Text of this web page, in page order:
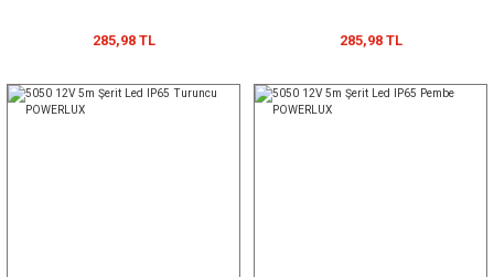
285,98 TL 285,98 TL